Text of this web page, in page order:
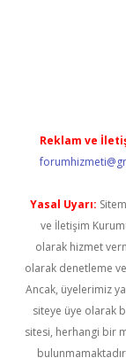
Reklam ve
Yasal Uyarı:
ve İletişim
olarak hizmet
olarak denetleme
Ancak, üyelerimiz
siteye üye olarak
sitesi, herhangi bir